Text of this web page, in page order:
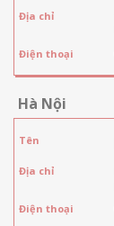
Địa chỉ
Điện thoại
Hà Nội
Tên
Địa chỉ
Điện thoại